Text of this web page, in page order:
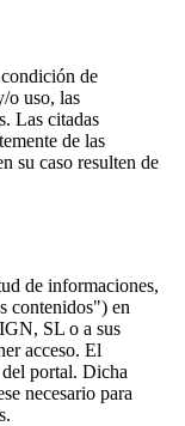
de
o uso, las
Las citadas
de las
su caso resulten de
de informaciones,
contenidos") en
SL o a sus
acceso. El
portal. Dicha
necesario para